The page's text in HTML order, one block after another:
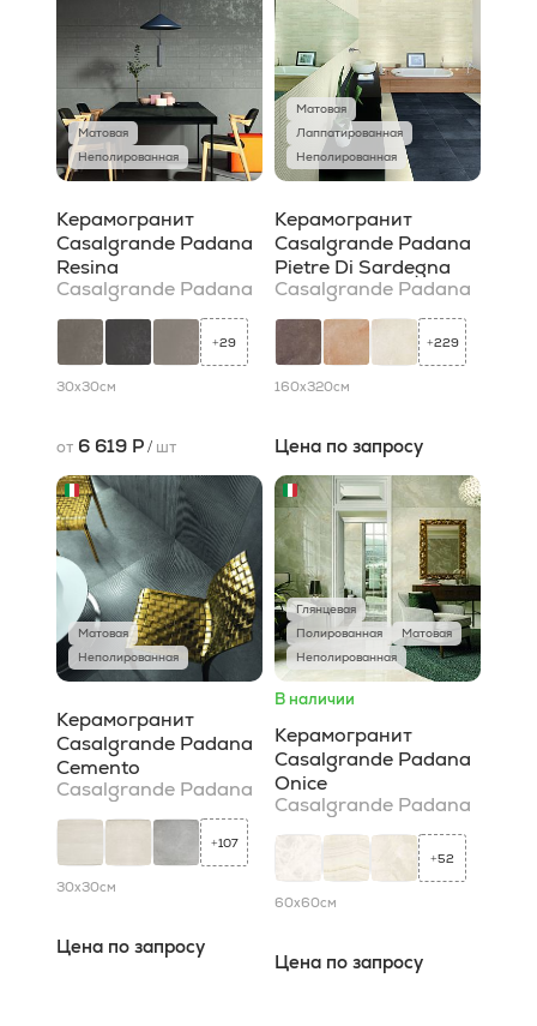
Матовая
Неполированная
Керамогранит
Casalgrande Padana
Resina
Casalgrande Padana
+29
30x30см
от 6 619 Р/ шт
Матовая
Лаппатированная
Неполированная
Керамогранит
Casalgrande Padana
Pietre Di Sardegna
Casalgrande Padana
+229
160x320см
Цена по запросу
Матовая
Неполированная
Керамогранит
Casalgrande Padana
Cemento
Casalgrande Padana
+107
30x30см
Цена по запросу
Глянцевая
Полированная
Матовая
Неполированная
В наличии
Керамогранит
Casalgrande Padana
Onice
Casalgrande Padana
+52
60x60см
Цена по запросу